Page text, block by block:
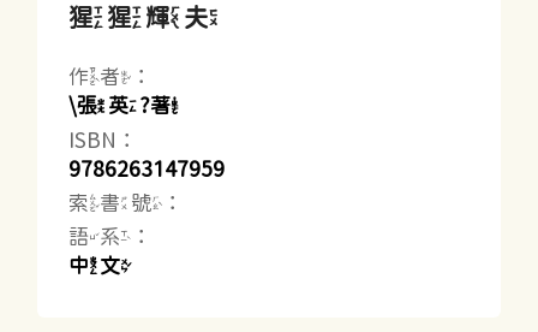
猩猩輝夫
作者：
\張英?著
ISBN：
9786263147959
索書號：
語系：
中文